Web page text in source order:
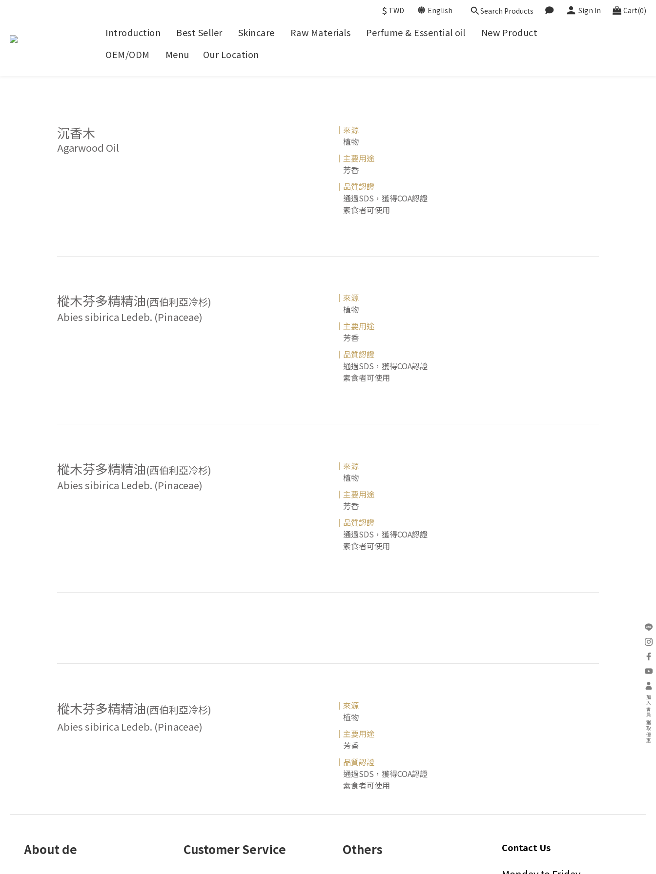
$ TWD English Search Products Sign In Cart(0)
Introduction Best Seller Skincare Raw Materials Perfume & Essential oil
New Product
OEM/ODM
Menu Our Location
沉香木
Agarwood Oil
｜來源
植物
｜主要用途
芳香
｜品質認證
通過SDS，獲得COA認證
素食者可使用
樅木芬多精精油(西伯利亞冷杉)
Abies sibirica Ledeb. (Pinaceae)
｜來源
植物
｜主要用途
芳香
｜品質認證
通過SDS，獲得COA認證
素食者可使用
樅木芬多精精油(西伯利亞冷杉)
Abies sibirica Ledeb. (Pinaceae)
｜來源
植物
｜主要用途
芳香
｜品質認證
通過SDS，獲得COA認證
素食者可使用
樅木芬多精精油(西伯利亞冷杉)
Abies sibirica Ledeb. (Pinaceae)
｜來源
植物
｜主要用途
芳香
｜品質認證
通過SDS，獲得COA認證
素食者可使用
About de Customer Service Others Contact Us
加入會員 獲取優惠